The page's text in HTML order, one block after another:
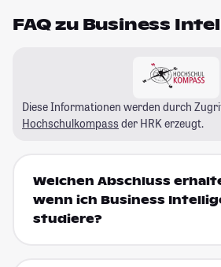
FAQ zu Business
Diese Informationen werden durch
Hochschulkompass der HRK erzeugt.
Welchen Abschluss
wenn ich Business
studiere?